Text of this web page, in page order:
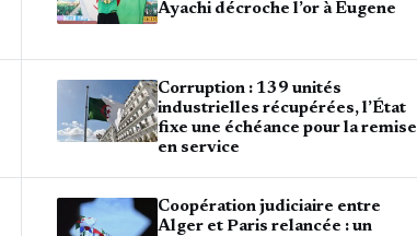
Ayachi décroche l’or à Eugene
Corruption : 139 unités
industrielles récupérées, l’État
fixe une échéance pour la remise
en service
Coopération judiciaire entre
Alger et Paris relancée : un